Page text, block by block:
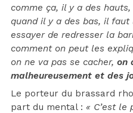
comme ça, il y a des
quand il y a des bas, il
essayer de redresser la
comment on peut les
on ne va pas se cacher, on
malheureusement et des
Le porteur du brassard
part du mental : « C’est le